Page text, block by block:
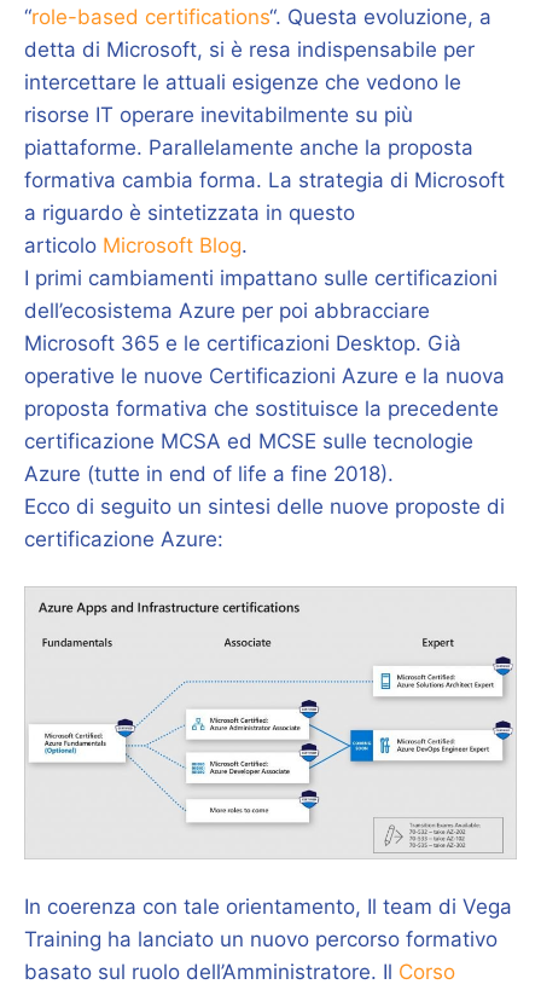
“role-based certifications“. Questa evoluzione, a
detta di Microsoft, si è resa indispensabile per
intercettare le attuali esigenze che vedono le
risorse IT operare inevitabilmente su più
piattaforme. Parallelamente anche la proposta
formativa cambia forma. La strategia di Microsoft
a riguardo è sintetizzata in questo
articolo Microsoft Blog.
I primi cambiamenti impattano sulle certificazioni
dell’ecosistema Azure per poi abbracciare
Microsoft 365 e le certificazioni Desktop. Già
operative le nuove Certificazioni Azure e la nuova
proposta formativa che sostituisce la precedente
certificazione MCSA ed MCSE sulle tecnologie
Azure (tutte in end of life a fine 2018).
Ecco di seguito un sintesi delle nuove proposte di
certificazione Azure:
In coerenza con tale orientamento, Il team di Vega
Training ha lanciato un nuovo percorso formativo
basato sul ruolo dell’Amministratore. Il Corso